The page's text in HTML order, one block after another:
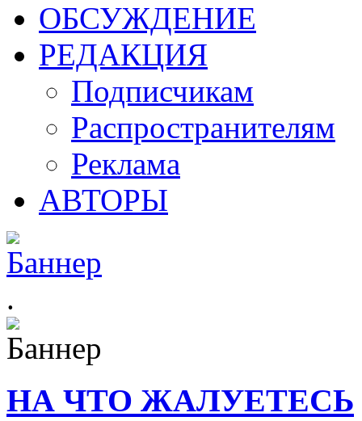
ОБСУЖДЕНИЕ
РЕДАКЦИЯ
Подписчикам
Распространителям
Реклама
АВТОРЫ
.
НА ЧТО ЖАЛУЕТЕСЬ